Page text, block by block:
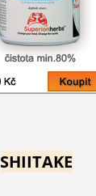
SHIITAKE